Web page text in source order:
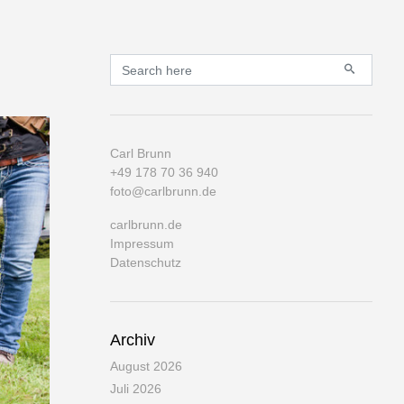
Primary
Search for:
Carl Brunn
+49 178 70 36 940
foto@carlbrunn.de
carlbrunn.de
Impressum
Datenschutz
Archiv
August 2026
Juli 2026